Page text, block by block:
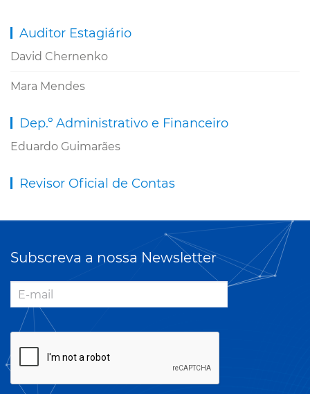
Auditor Estagiário
David Chernenko
Mara Mendes
Dep.º Administrativo e Financeiro
Eduardo Guimarães
Revisor Oficial de Contas
Subscreva a nossa Newsletter